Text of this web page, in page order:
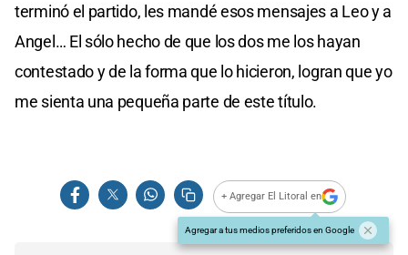
terminó el partido, les mandé esos mensajes a Leo y a
Angel… El sólo hecho de que los dos me los hayan
contestado y de la forma que lo hicieron, logran que yo
me sienta una pequeña parte de este título.
+ Agregar El Litoral en
Agregar a tus medios preferidos en Google